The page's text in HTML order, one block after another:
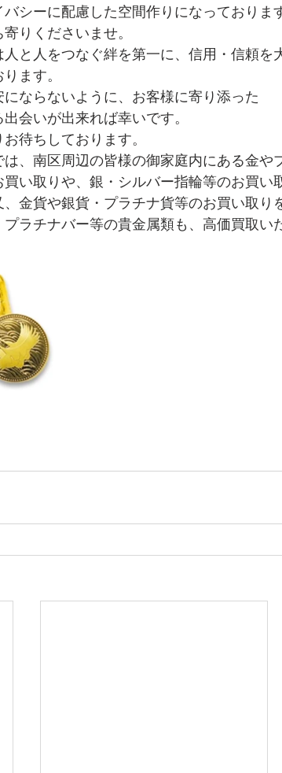
シーに配慮した空間作りになっておりま
りくださいませ。
と人をつなぐ絆を第一に、信用・信頼を
ます。
ならないように、お客様に寄り添った
会いが出来れば幸いです。
待ちしております。
、南区周辺の皆様の御家庭内にある金や
い取りや、銀・シルバー指輪等のお買い
金貨や銀貨・プラチナ貨等のお買い取り
ラチナバー等の貴金属類も、高価買取い